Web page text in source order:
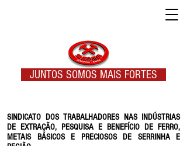
SINDICATO DOS TRABALHADORES NAS INDÚSTRIAS
DE EXTRAÇÃO, PESQUISA E BENEFÍCIO DE FERRO,
METAIS BÁSICOS E PRECIOSOS DE SERRINHA E
JUNTOS SOMOS MAIS FORTES